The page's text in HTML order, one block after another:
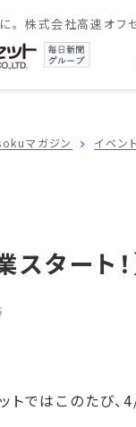
。 株式会社高速オフ
マガジン イベン
スタート
トではこのたび